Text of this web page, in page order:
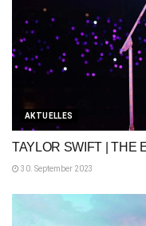
AKTUELLES
TAYLOR SWIFT | THE
30. September 2023